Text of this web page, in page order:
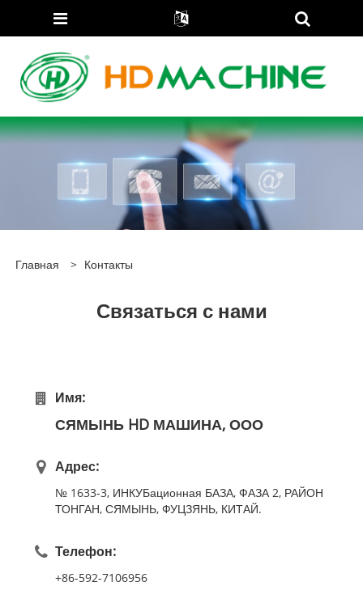
Главная > Контакты
Связаться с нами
Имя:
СЯМЫНЬ HD МАШИНА, ООО
Адрес:
№ 1633-3, ИНКУБационная БАЗА, ФАЗА 2, РАЙОН
ТОНГАН, СЯМЫНЬ, ФУЦЗЯНЬ, КИТАЙ.
Телефон:
+86-592-7106956